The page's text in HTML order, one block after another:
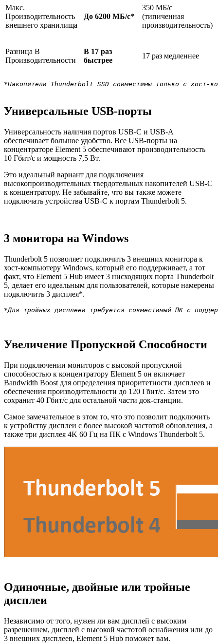
Макс.
Производительность
внешнего хранилища
До 6200 МБ/с*
350 МБ/с
(типиченная
производительность)
Разница В
Производительности
В 17 раз
быстрее
17 раз медленнее
*Накопители Thunderbolt SSD совместимы только с хост-
Универсальные USB-порты
Универсальность наличия портов USB-C и USB-A
обеспечивает большое удобство. Все USB-порты на
концентраторе Element 5 обеспечивают производительность
10 Гбит/с и мощность 7,5 Вт.
Это идеальный вариант для подключения
высокопроизводительных твердотельных накопителей USB-C
к концентратору. Не забывайте, что вы также можете
подключать устройства USB-C к портам Thunderbolt 5.
3 монитора на Windows
Thunderbolt 5 позволяет подключить 3 внешних монитора к
хост-компьютеру Windows, который его поддерживает, а тот
факт, что Element 5 Hub имеет 3 нисходящих порта Thunderbolt
5, делает его идеальным для пользователей, которые намерены
подключить 3 дисплея*.
*Для тройных дисплеев требуется совместимый ПК с
Увеличение Пропускной Способности
При подключении мониторов с высокой пропускной
способностью к концентратору Element 5 он включает
Bandwidth Boost для определения приоритетности дисплеев и
обеспечения производительности до 120 Гбит/с. Затем это
сохранит 40 Гбит/с для остальной части док-станции.
Самое замечательное в этом то, что это позволит подключить
к устройству дисплеи с более высокой частотой обновления, а
также три дисплея 4K 60 Гц на ПК с Windows Thunderbolt 5.
Одиночные, двойные или тройные
дисплеи
Независимо от того, нужен ли вам дисплей с высоким
разрешением, дисплей с высокой частотой оснабжения или до
3 внешних дисплеев, Element 5 Hub поможет вам.